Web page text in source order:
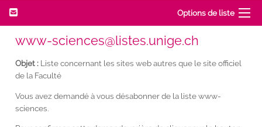
Options de liste
www-sciences@listes.unige.ch
Objet : Liste concernant les sites web autres que le site officiel
de la Faculté
Vous avez demandé à vous désabonner de la liste www-
sciences.